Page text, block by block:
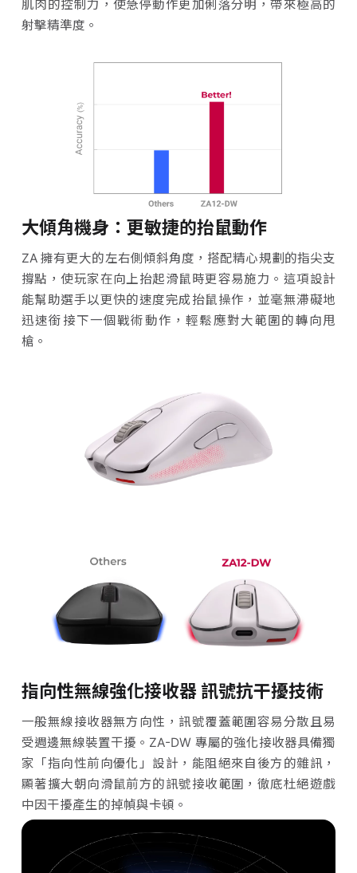
肌肉的控制力，使急停動作更加俐落分明，帶來極高的
射擊精準度。
大傾角機身：更敏捷的抬鼠動作
ZA 擁有更大的左右側傾斜角度，搭配精心規劃的指尖支
撐點，使玩家在向上抬起滑鼠時更容易施力。這項設計
能幫助選手以更快的速度完成抬鼠操作，並毫無滯礙地
迅速銜接下一個戰術動作，輕鬆應對大範圍的轉向甩
槍。
指向性無線強化接收器 訊號抗干擾技術
一般無線接收器無方向性，訊號覆蓋範圍容易分散且易
受週邊無線裝置干擾。ZA-DW 專屬的強化接收器具備獨
家「指向性前向優化」設計，能阻絕來自後方的雜訊，
顯著擴大朝向滑鼠前方的訊號接收範圍，徹底杜絕遊戲
中因干擾產生的掉幀與卡頓。